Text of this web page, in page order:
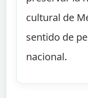
cultural de
sentido de
nacional.